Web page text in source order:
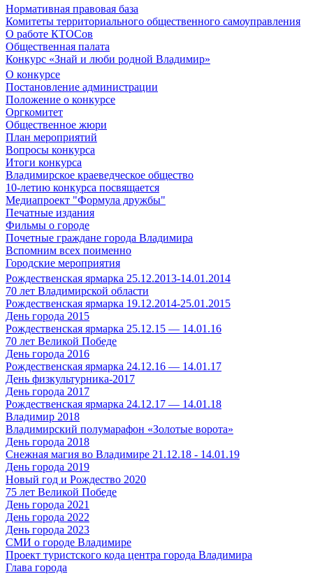
Нормативная правовая база
Комитеты территориального общественного самоуправления
О работе КТОСов
Общественная палата
Конкурс «Знай и люби родной Владимир»
О конкурсе
Постановление администрации
Положение о конкурсе
Оргкомитет
Общественное жюри
План мероприятий
Вопросы конкурса
Итоги конкурса
Владимирское краеведческое общество
10-летию конкурса посвящается
Медиапроект "Формула дружбы"
Печатные издания
Фильмы о городе
Почетные граждане города Владимира
Вспомним всех поименно
Городские мероприятия
Рождественская ярмарка 25.12.2013-14.01.2014
70 лет Владимирской области
Рождественская ярмарка 19.12.2014-25.01.2015
День города 2015
Рождественская ярмарка 25.12.15 — 14.01.16
70 лет Великой Победе
День города 2016
Рождественская ярмарка 24.12.16 — 14.01.17
День физкультурника-2017
День города 2017
Рождественская ярмарка 24.12.17 — 14.01.18
Владимир 2018
Владимирский полумарафон «Золотые ворота»
День города 2018
Снежная магия во Владимире 21.12.18 - 14.01.19
День города 2019
Новый год и Рождество 2020
75 лет Великой Победе
День города 2021
День города 2022
День города 2023
СМИ о городе Владимире
Проект туристского кода центра города Владимира
Глава города